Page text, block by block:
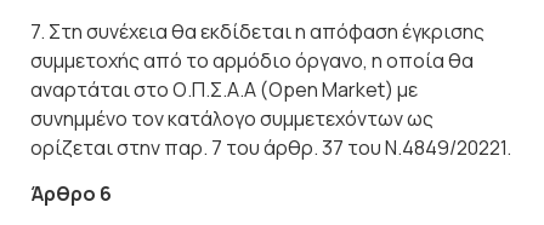
7. Στη συνέχεια θα εκδίδεται η απόφαση έγκρισης
συμμετοχής από το αρμόδιο όργανο, η οποία θα
αναρτάται στο Ο.Π.Σ.Α.Α (Open Market) με
συνημμένο τον κατάλογο συμμετεχόντων ως
ορίζεται στην παρ. 7 του άρθρ. 37 του Ν.4849/20221.
Άρθρο 6